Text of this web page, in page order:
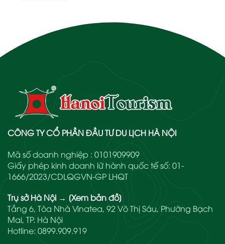
CÔNG TY CỔ PHẦN ĐẦU TƯ DU LỊCH HÀ NỘI
Mã số doanh nghiệp : 0101909909
Giấy phép kinh doanh lữ hành quốc tế số: 01-
1666/2023/CDLQGVN-GP LHQT
Trụ sở Hà Nội → [Xem bản đồ]
Tầng 6, Tòa Nhà Vinatea, 92 Võ Thị Sáu, Phường Bạch
Mai, TP. Hà Nội
Hotline: 0899.909.919